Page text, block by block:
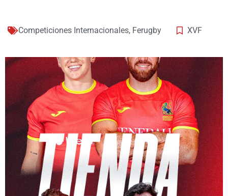
Competiciones Internacionales, Ferugby XVF